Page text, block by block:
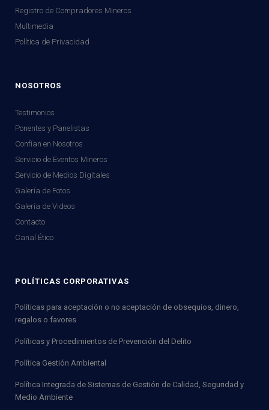
Registro de Compradores Mineros
Multimedia
Política de Privacidad
NOSOTROS
Testimonios
Ponentes y Panelistas
Confían en Nosotros
Servicio de Eventos Mineros
Servicio de Medios Digitales
Galería de Fotos
Galería de Videos
Contacto
Canal Ético
POLÍTICAS CORPORATIVAS
Políticas para aceptación o no aceptación de obsequios, dinero,
regalos o favores
Políticas y Procedimientos de Prevención del Delito
Política Gestión Ambiental
Política Integrada de Sistemas de Gestión de Calidad, Seguridad y
Medio Ambiente